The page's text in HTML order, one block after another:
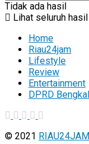
Tidak ada hasil
Lihat seluruh hasil
Home
Riau24jam
Lifestyle
Review
Entertainment
DPRD
© 2021 RIAU24JAM